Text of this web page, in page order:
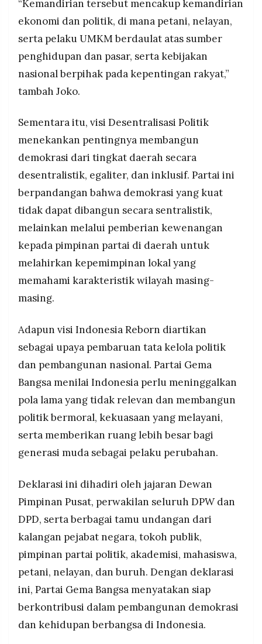
“Kemandirian tersebut mencakup kemandirian
ekonomi dan politik, di mana petani, nelayan,
serta pelaku UMKM berdaulat atas sumber
penghidupan dan pasar, serta kebijakan
nasional berpihak pada kepentingan rakyat,”
tambah Joko.
Sementara itu, visi Desentralisasi Politik
menekankan pentingnya membangun
demokrasi dari tingkat daerah secara
desentralistik, egaliter, dan inklusif. Partai ini
berpandangan bahwa demokrasi yang kuat
tidak dapat dibangun secara sentralistik,
melainkan melalui pemberian kewenangan
kepada pimpinan partai di daerah untuk
melahirkan kepemimpinan lokal yang
memahami karakteristik wilayah masing-
masing.
Adapun visi Indonesia Reborn diartikan
sebagai upaya pembaruan tata kelola politik
dan pembangunan nasional. Partai Gema
Bangsa menilai Indonesia perlu meninggalkan
pola lama yang tidak relevan dan membangun
politik bermoral, kekuasaan yang melayani,
serta memberikan ruang lebih besar bagi
generasi muda sebagai pelaku perubahan.
Deklarasi ini dihadiri oleh jajaran Dewan
Pimpinan Pusat, perwakilan seluruh DPW dan
DPD, serta berbagai tamu undangan dari
kalangan pejabat negara, tokoh publik,
pimpinan partai politik, akademisi, mahasiswa,
petani, nelayan, dan buruh. Dengan deklarasi
ini, Partai Gema Bangsa menyatakan siap
berkontribusi dalam pembangunan demokrasi
dan kehidupan berbangsa di Indonesia.